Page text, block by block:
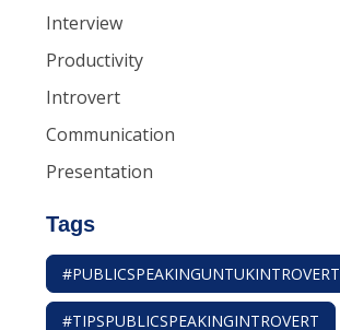
Interview
Productivity
Introvert
Communication
Presentation
Tags
#PUBLICSPEAKINGUNTUKINTROVERT
#TIPSPUBLICSPEAKINGINTROVERT